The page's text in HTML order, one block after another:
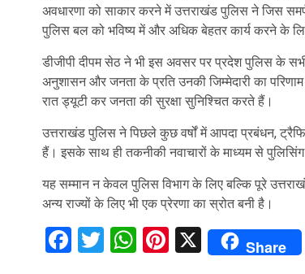
अवधारणा को साकार करने में उत्तराखंड पुलिस ने जिस
पुलिस बल को भविष्य में और अधिक बेहतर कार्य करने के
डीजीपी दीपम सेठ ने भी इस अवसर पर प्रदेश पुलिस के
अनुशासन और जनता के प्रति उनकी जिम्मेदारी का
रात ड्यूटी कर जनता की सुरक्षा सुनिश्चित करते हैं।
उत्तराखंड पुलिस ने पिछले कुछ वर्षों में आपदा प्रबंधन,
हैं। इसके साथ ही तकनीकी नवाचारों के माध्यम से पुलिसिंग
यह सम्मान न केवल पुलिस विभाग के लिए बल्कि पूरे
अन्य राज्यों के लिए भी एक प्रेरणा का स्रोत बनी है।
Facebook
Twitter
WhatsApp
Pinterest
X Share